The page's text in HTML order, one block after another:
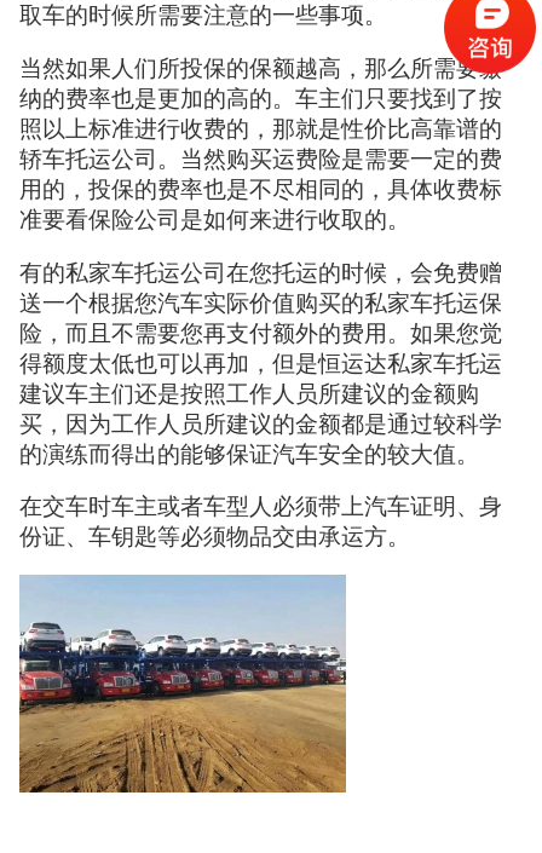
取车的时候所需要注意的一些事项。
当然如果人们所投保的保额越高，那么所需要缴
纳的费率也是更加的高的。车主们只要找到了按
照以上标准进行收费的，那就是性价比高靠谱的
轿车托运公司。当然购买运费险是需要一定的费
用的，投保的费率也是不尽相同的，具体收费标
准要看保险公司是如何来进行收取的。
有的私家车托运公司在您托运的时候，会免费赠
送一个根据您汽车实际价值购买的私家车托运保
险，而且不需要您再支付额外的费用。如果您觉
得额度太低也可以再加，但是恒运达私家车托运
建议车主们还是按照工作人员所建议的金额购
买，因为工作人员所建议的金额都是通过较科学
的演练而得出的能够保证汽车安全的较大值。
在交车时车主或者车型人必须带上汽车证明、身
份证、车钥匙等必须物品交由承运方。